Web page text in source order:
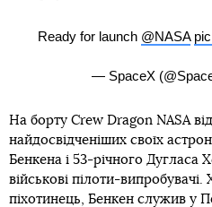
Ready for launch @NASA
— SpaceX
На борту Crew Dragon NASA
найдосвідченіших своїх
Бенкена і 53-річного Дугласа
військові пілоти-
піхотинець, Бенкен служив у